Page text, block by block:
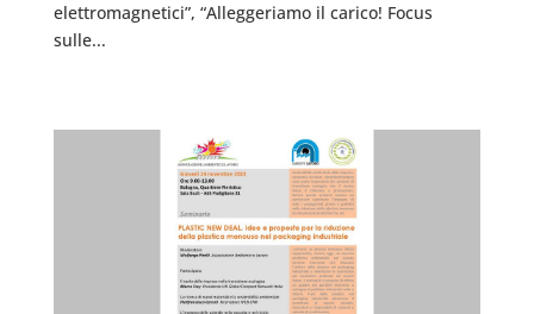
elettromagnetici”, “Alleggeriamo il carico! Focus
sulle...